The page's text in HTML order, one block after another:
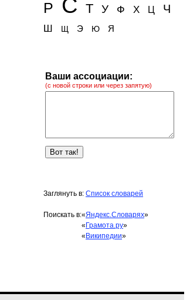
Р С Т У Ф Х Ц Ч
Ш Щ Э Ю Я
Ваши ассоциации:
(с новой строки или через запятую)
Заглянуть в: Список словарей
Поискать в:«Яндекс.Словарях»
« Грамота.ру»
« Википедии»